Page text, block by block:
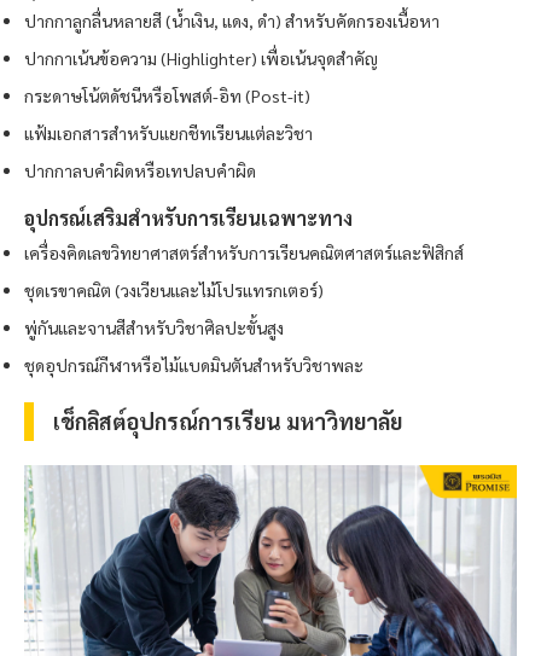
ปากกาลูกลื่นหลายสี (น้ำเงิน, แดง, ดำ) สำหรับคัดกรองเนื้อหา
ปากกาเน้นข้อความ (Highlighter) เพื่อเน้นจุดสำคัญ
กระดาษโน้ตดัชนีหรือโพสต์-อิท (Post-it)
แฟ้มเอกสารสำหรับแยกชีทเรียนแต่ละวิชา
ปากกาลบคำผิดหรือเทปลบคำผิด
อุปกรณ์เสริมสำหรับการเรียนเฉพาะทาง
เครื่องคิดเลขวิทยาศาสตร์สำหรับการเรียนคณิตศาสตร์และฟิสิกส์
ชุดเรขาคณิต (วงเวียนและไม้โปรแทรกเตอร์)
พู่กันและจานสีสำหรับวิชาศิลปะขั้นสูง
ชุดอุปกรณ์กีฬาหรือไม้แบดมินตันสำหรับวิชาพละ
เช็กลิสต์อุปกรณ์การเรียน มหาวิทยาลัย